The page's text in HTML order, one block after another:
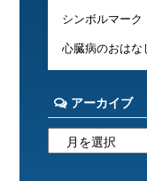
シンボルマーク
心臓病のおはな
アーカイブ